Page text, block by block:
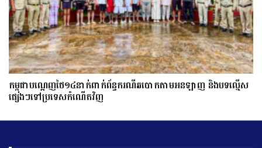
កម្ពុជាបណ្ដេញថៃ១៤នាក់ពាក់ព័ន្ធករណីឆបោកតាមអនឡាញ និងបទល្មើស
ផ្សេងៗទៅប្រទេសកំណើតវិញ